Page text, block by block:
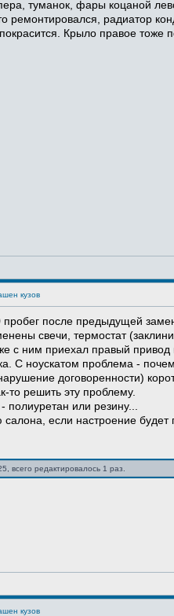
туманок, фары коцаной
ремонтировался, радиатор
Крыло правое тоже
кузов
после предыдущей
свечи, термостат
с ним приехал правый
С ноускатом проблема -
договоренности)
то решить эту проблему.
полиуретан или резину...
если настроение
всего редактировалось 1 раз.
кузов